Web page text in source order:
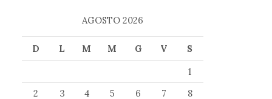
AGOSTO 2026
D L M M G V
S
1
2
3 4 5 6 7
8